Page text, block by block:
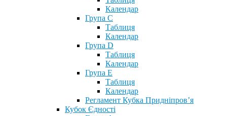
Календар
Група С
Таблиця
Календар
Група D
Таблиця
Календар
Група Е
Таблиця
Календар
Регламент Кубка Придніпров’я
Кубок Єдності